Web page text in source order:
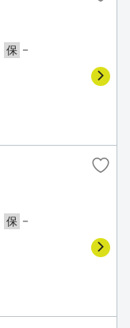
保 －
保 －